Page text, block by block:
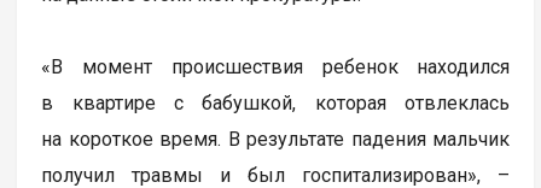
«В момент происшествия ребенок находился
в квартире с бабушкой, которая отвлеклась
на короткое время. В результате падения мальчик
получил травмы и был госпитализирован», –